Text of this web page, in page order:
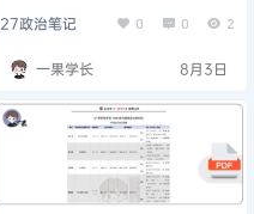
27政治笔记 0 0 2
一果学长 8月3日